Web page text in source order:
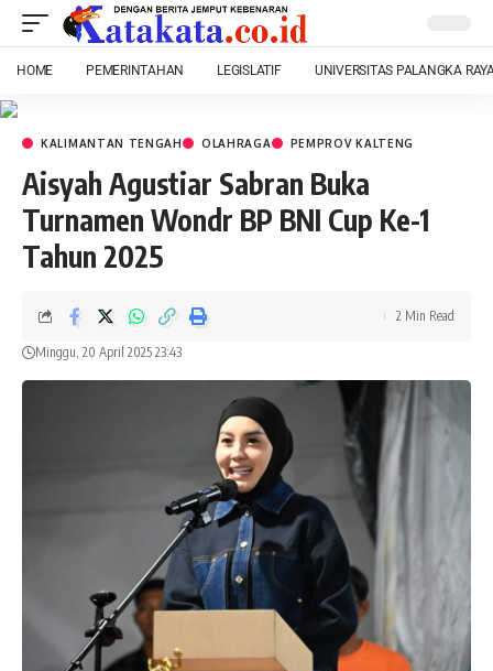
HOME PEMERINTAHAN LEGISLATIF UNIVERSITAS PALANGKA
KALIMANTAN TENGAH OLAHRAGA PEMPROV KALTENG
Aisyah Agustiar Sabran Buka
Turnamen Wondr BP BNI Cup Ke-1
Tahun 2025
Minggu, 20 April 2025 23:43
2 Min Read